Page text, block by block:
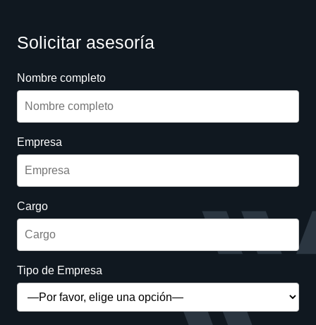
Solicitar asesoría
Nombre completo
Empresa
Cargo
Tipo de Empresa